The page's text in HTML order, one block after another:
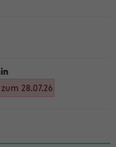
28.07.26